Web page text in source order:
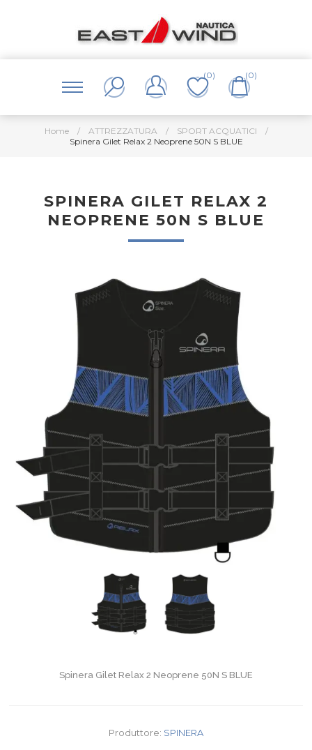
(0) (0)
Home / ATTREZZATURA / SPORT ACQUATICI
/
Spinera Gilet Relax 2 Neoprene 50N S BLUE
SPINERA GILET RELAX 2
NEOPRENE 50N S BLUE
Spinera Gilet Relax 2 Neoprene 50N S BLUE
Produttore: SPINERA